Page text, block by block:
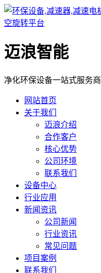
迈浪智能
净化环保设备一站式服务商
网站首页
关于我们
迈浪介绍
合作客户
核心优势
公司环境
联系我们
设备中心
行业应用
新闻资讯
公司新闻
行业资讯
常见问题
项目案例
联系我们